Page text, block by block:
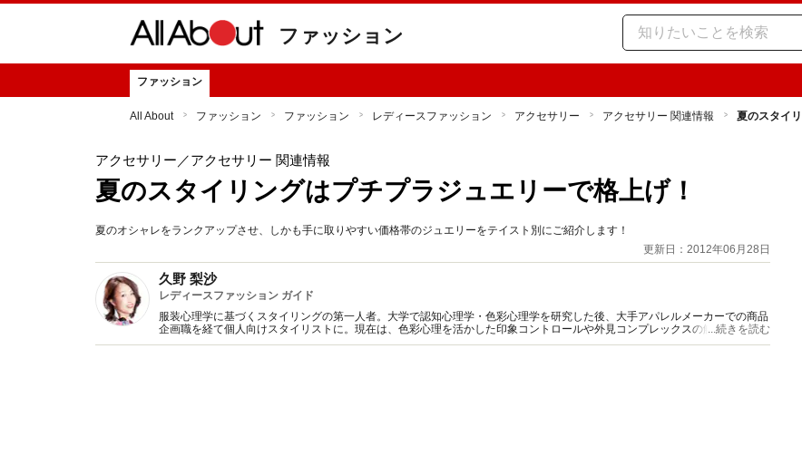
ファッション
ファッション
All About ファッション ファッション レディースファッション アクセサリー アクセサリー 関連情報 夏のスタイ
アクセサリー ／アクセサリー 関連情報
夏のスタイリングはプチプラジュエリーで格上げ！
夏のオシャレをランクアップさせ、しかも手に取りやすい価格帯のジュエリーをテイスト別にご紹介します！
更新日：2012年06月28日
久野 梨沙
レディースファッション ガイド
服装心理学に基づくスタイリングの第一人者。大学で認知心理学・色彩心理学を研究した後、大手アパレルメーカーでの商品
企画職を経て個人向けスタイリストに。現在は、色彩心理を活かした印象コントロールや外見コンプレックスの解消、服装で
のモチベーション向上など、ファッションと心理を絡めた情報発信に定評がある。
...続きを読む